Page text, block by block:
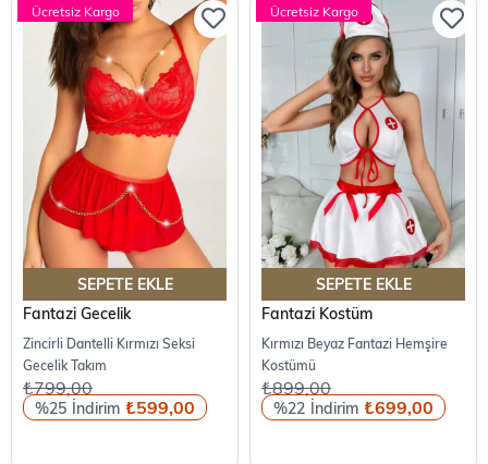
SEPETE EKLE
Fantazi Gecelik
Zincirli Dantelli Kırmızı Seksi
Gecelik Takım
%25 ₺599,00
₺799,00
Ücretsiz Kargo
SEPETE EKLE
Fantazi Kostüm
Kırmızı Beyaz Fantazi Hemşire
Kostümü
%22 ₺699,00
₺899,00
Ücretsiz Kargo